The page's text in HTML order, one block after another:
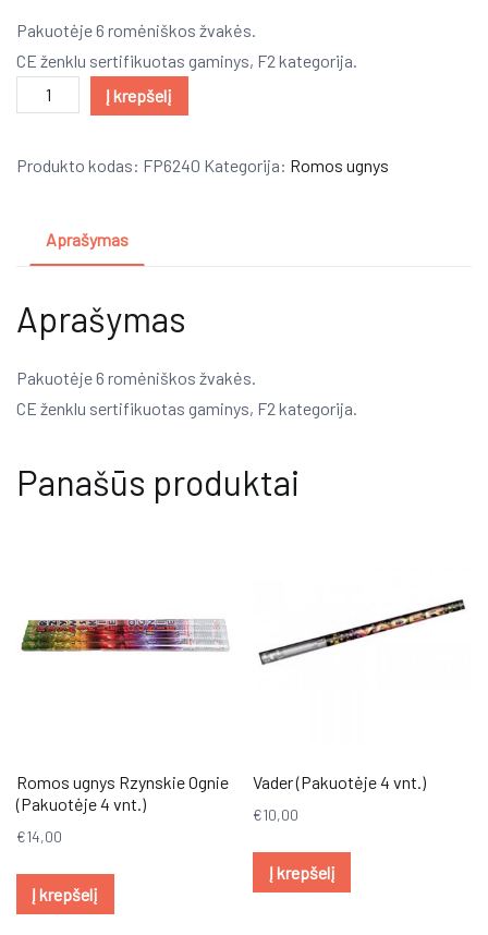
Pakuotėje 6 romėniškos žvakės.
CE ženklu sertifikuotas gaminys, F2 kategorija.
produkto
kiekis:
vienetai.)
Į krepšelį
Produkto kodas: FP6240 Kategorija: Romos ugnys
Aprašymas
Aprašymas
Pakuotėje 6 romėniškos žvakės.
CE ženklu sertifikuotas gaminys, F2 kategorija.
Panašūs produktai
Romos ugnys Rzynskie Ognie
(Pakuotėje 4 vnt.)
€14,00
Į krepšelį
Vader (Pakuotėje 4 vnt.)
€10,00
Į krepšelį